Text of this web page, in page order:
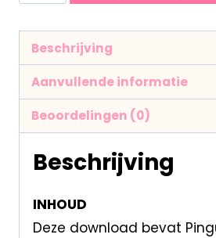
Beschrijving
Aanvullende informatie
Beoordelingen (0)
Beschrijving
INHOUD
Deze download bevat